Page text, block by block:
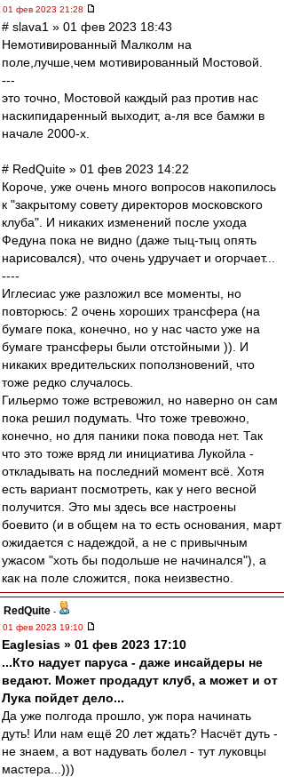
01 фев 2023 21:28
# slava1 » 01 фев 2023 18:43
Немотивированный Малколм на
поле,лучше,чем мотивированный Мостовой.
---
это точно, Мостовой каждый раз против нас
наскипидаренный выходит, а-ля все бамжи в
начале 2000-х.
# RedQuite » 01 фев 2023 14:22
Короче, уже очень много вопросов накопилось
к "закрытому совету директоров московского
клуба". И никаких изменений после ухода
Федуна пока не видно (даже тыц-тыц опять
нарисовался), что очень удручает и огорчает...
----
Иглесиас уже разложил все моменты, но
повторюсь: 2 очень хороших трансфера (на
бумаге пока, конечно, но у нас часто уже на
бумаге трансферы были отстойными )). И
никаких вредительских поползновений, что
тоже редко случалось.
Гильермо тоже встревожил, но наверно он сам
пока решил подумать. Что тоже тревожно,
конечно, но для паники пока повода нет. Так
что это тоже вряд ли инициатива Лукойла -
откладывать на последний момент всё. Хотя
есть вариант посмотреть, как у него весной
получится. Это мы здесь все настроены
боевито (и в общем на то есть основания, март
ожидается с надеждой, а не с привычным
ужасом "хоть бы подольше не начинался"), а
как на поле сложится, пока неизвестно.
RedQuite -
01 фев 2023 19:10
Eaglesias » 01 фев 2023 17:10
...Кто надует паруса - даже инсайдеры не
ведают. Может продадут клуб, а может и от
Лука пойдет дело...
Да уже полгода прошло, уж пора начинать
дуть! Или нам ещё 20 лет ждать? Насчёт дуть -
не знаем, а вот надувать болел - тут луковцы
мастера...)))